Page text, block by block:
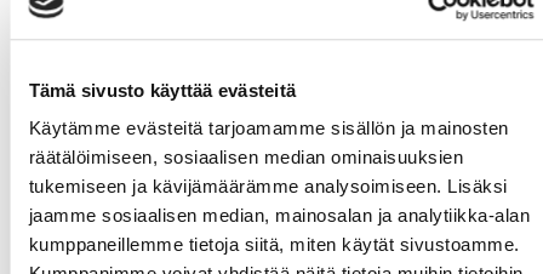
Tämä sivusto käyttää evästeitä
Käytämme evästeitä tarjoamamme sisällön ja mainosten
räätälöimiseen, sosiaalisen median ominaisuuksien
tukemiseen ja kävijämäärämme analysoimiseen. Lisäksi
jaamme sosiaalisen median, mainosalan ja analytiikka-alan
kumppaneillemme tietoja siitä, miten käytät sivustoamme.